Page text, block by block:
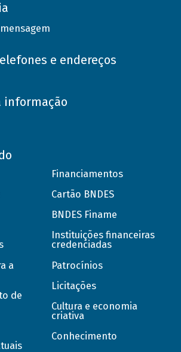
e endereços
informação
a
de
Financiamentos
Cartão BNDES
BNDES Finame
Instituições financeiras
credenciadas
Patrocínios
Licitações
Cultura e economia
criativa
Conhecimento